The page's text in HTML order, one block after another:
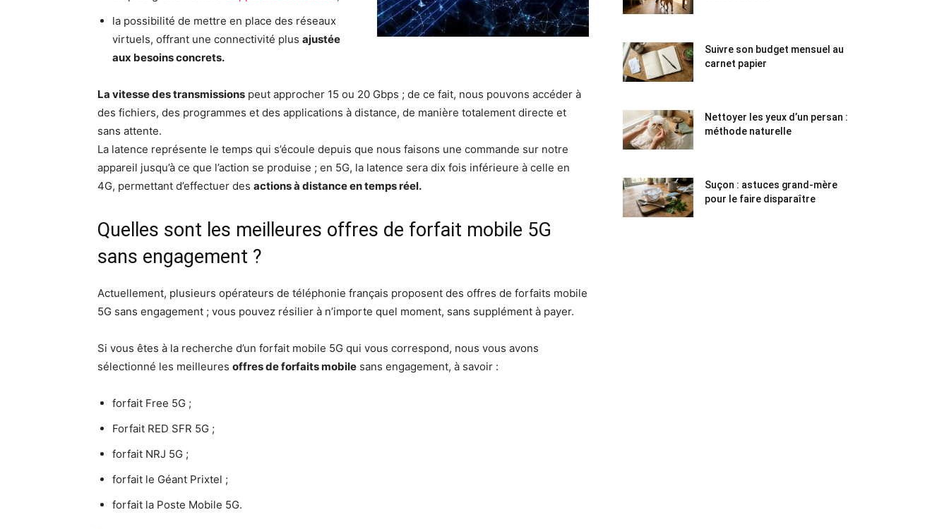
la possibilité de mettre en place des réseaux
virtuels, offrant une connectivité plus ajustée
aux besoins concrets.
La vitesse des transmissions peut approcher 15 ou 20 Gbps ; de ce fait, nous pouvons accéder à
des fichiers, des programmes et des applications à distance, de manière totalement directe et
sans attente.
La latence représente le temps qui s’écoule depuis que nous faisons une commande sur notre
appareil jusqu’à ce que l’action se produise ; en 5G, la latence sera dix fois inférieure à celle en
4G, permettant d’effectuer des actions à distance en temps réel.
Quelles sont les meilleures offres de forfait mobile 5G
sans engagement ?
Actuellement, plusieurs opérateurs de téléphonie français proposent des offres de forfaits mobile
5G sans engagement ; vous pouvez résilier à n’importe quel moment, sans supplément à payer.
Si vous êtes à la recherche d’un forfait mobile 5G qui vous correspond, nous vous avons
sélectionné les meilleures offres de forfaits mobile sans engagement, à savoir :
forfait Free 5G ;
Forfait RED SFR 5G ;
forfait NRJ 5G ;
forfait le Géant Prixtel ;
forfait la Poste Mobile 5G.
Suivre son budget mensuel au
carnet papier
Nettoyer les yeux d’un persan :
méthode naturelle
Suçon : astuces grand-mère
pour le faire disparaître